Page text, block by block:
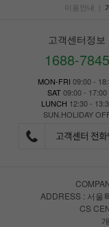
이용안내 |
고객센터정보
1688-7845
MON-FRI 09:00 -
SAT09:00 - 17:00
LUNCH 12:30 -
SUN.HOLIDAY
ADDRESS : 서울
CS